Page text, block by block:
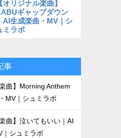
【オリジナル楽曲】
ギャップダウン
｜AI生成楽曲・MV｜シ
ミラボ
事
曲】Morning Anthem
MV｜シュミラボ
曲】泣いてもいい｜AI
｜シュミラボ